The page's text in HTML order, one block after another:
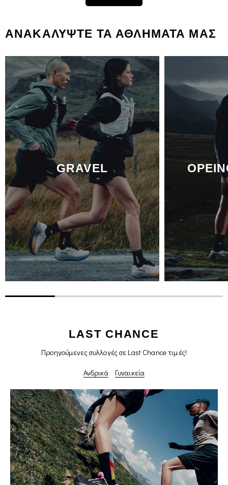
ΑΝΑΚΑΛΥΨΤΕ ΤΑ ΑΘΛΗΜΑΤΑ ΜΑΣ
GRAVEL
LAST CHANCE
Προηγούμενες συλλογές σε Last Chance τιμές!
Ανδρικά Γυναικεία